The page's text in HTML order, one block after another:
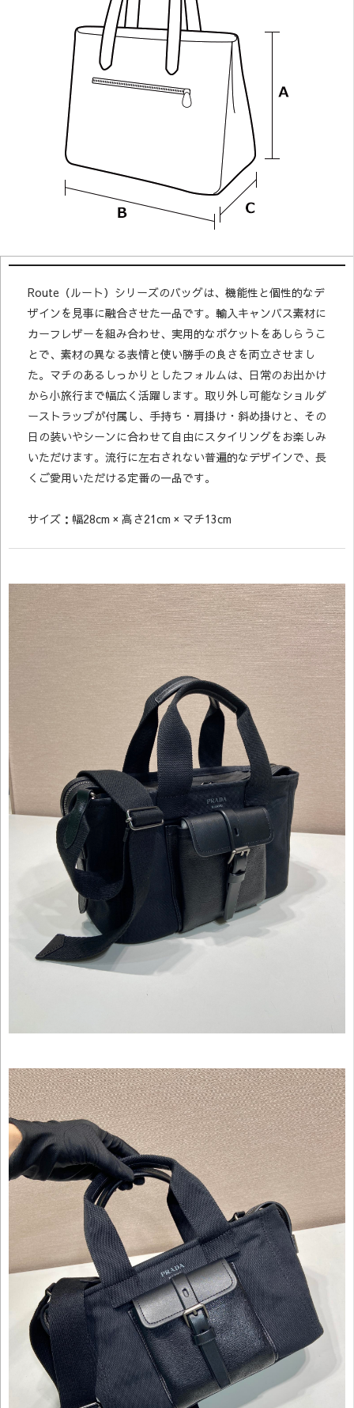
Route（ルート）シリーズのバッグは、機能性と個性的なデ
ザインを見事に融合させた一品です。輸入キャンバス素材に
カーフレザーを組み合わせ、実用的なポケットをあしらうこ
とで、素材の異なる表情と使い勝手の良さを両立させまし
た。マチのあるしっかりとしたフォルムは、日常のお出かけ
から小旅行まで幅広く活躍します。取り外し可能なショルダ
ーストラップが付属し、手持ち・肩掛け・斜め掛けと、その
日の装いやシーンに合わせて自由にスタイリングをお楽しみ
いただけます。流行に左右されない普遍的なデザインで、長
くご愛用いただける定番の一品です。
サイズ：幅28cm × 高さ21cm × マチ13cm